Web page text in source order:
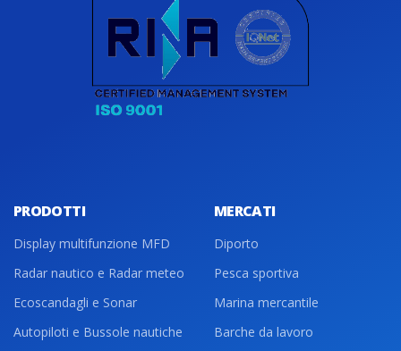
PRODOTTI
Display multifunzione MFD
Radar nautico e Radar meteo
Ecoscandagli e Sonar
Autopiloti e Bussole nautiche
MERCATI
Diporto
Pesca sportiva
Marina mercantile
Barche da lavoro